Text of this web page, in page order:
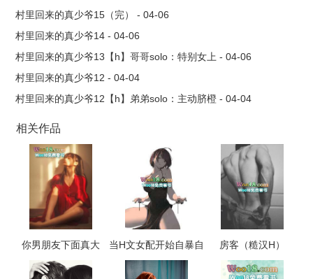
村里回来的真少爷15（完） - 04-06
村里回来的真少爷14 - 04-06
村里回来的真少爷13【h】哥哥solo：特别女上 - 04-06
村里回来的真少爷12 - 04-04
村里回来的真少爷12【h】弟弟solo：主动脐橙 - 04-04
相关作品
你男朋友下面真大
（校园 np 高h）
当H文女配开始自暴自
弃（NP，高H）
房客（糙汉H）